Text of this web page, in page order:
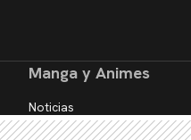
Manga y Animes
Noticias
Reseñas